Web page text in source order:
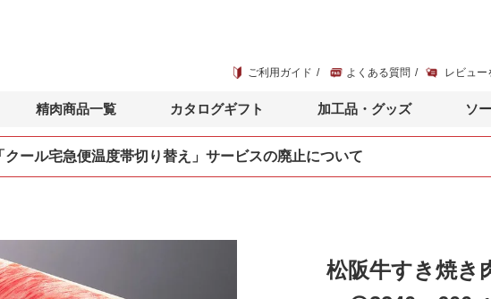
ご利用ガイド よくある質問 レビュー
精肉商品一覧 カタログギフト 加工品・グッズ ソ
クール宅急便温度帯切り替え」サービスの廃止について
松阪牛すき焼き